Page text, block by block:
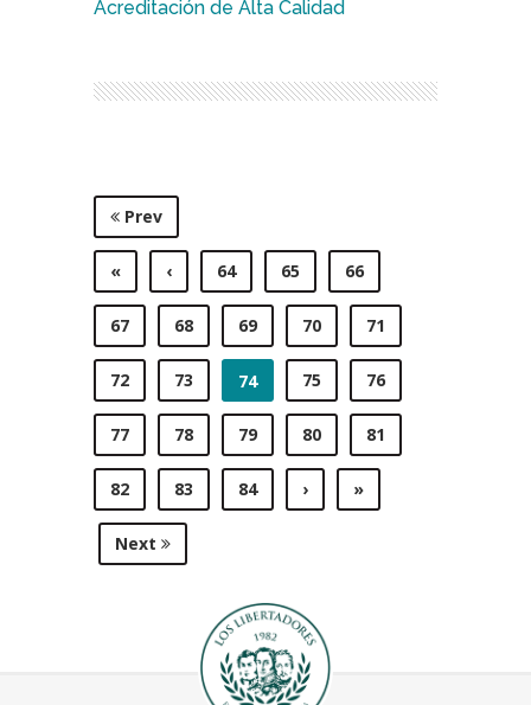
Acreditación de Alta Calidad
Prev
« ‹ 64 65 66
67 68 69 70 71
72 73 74 75 76
77 78 79 80 81
82 83 84 › »
Next